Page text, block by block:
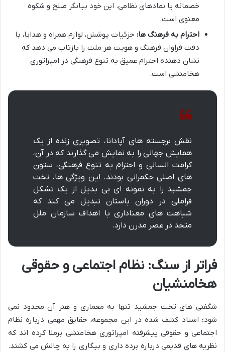
خصمانه یا نمادهای نظامی. این خود بیانگر صلح و شکوه
معنوی است.
احترام به فرهنگ ها: جزئیات پوشش، لوازم همراه و هدایا، با
دقت فراوان فرهنگ و هویت هر ملت را بازتاب می دهد که
نشان دهنده احترام عمیق به تنوع فرهنگی در امپراتوری
هخامنشی است.
نقش برجسته های آپادانا، تصویری زنده از یک
همایش جهانی را به نمایش می گذارند که در آن،
کرامت انسانی و احترام به تنوع فرهنگی، ستون
های اصلی حکمرانی بودند. این ویژگی ها، تخت
جمشید را به نمونه ای بی بدیل از یک تشکل
فراملی در دوران باستان تبدیل می کند که
شباهت های معناداری با اهداف سازمان ملل
متحد در عصر مدرن دارد.
فراتر از سنگ: نظام اجتماعی و حقوقی
هخامنشیان
شگفتی های تخت جمشید تنها به معماری و هنر آن محدود نمی
شود؛ اسناد کشف شده در این مجموعه، حقایق مهمی درباره نظام
اجتماعی و حقوقی پیشرفته امپراتوری هخامنشی برملا کرده اند که
نظریه های قدیمی درباره برده داری و بیگاری را به چالش می کشند.